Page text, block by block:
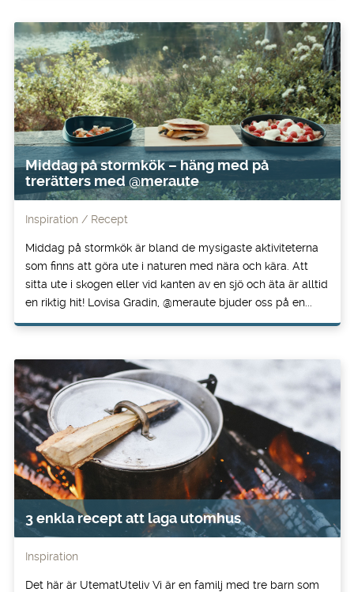
Middag på stormkök – häng med på
trerätters med @meraute
Inspiration Recept
Middag på stormkök är bland de mysigaste aktiviteterna
som finns att göra ute i naturen med nära och kära. Att
sitta ute i skogen eller vid kanten av en sjö och äta är alltid
en riktig hit! Lovisa Gradin, @meraute bjuder oss på en...
3 enkla recept att laga utomhus
Inspiration
Det här är UtematUteliv Vi är en familj med tre barn som